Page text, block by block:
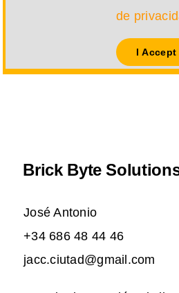
de
I Accept
Brick Byte
José Antonio
+34 686 48 44 46
jacc.ciutad@gmail.com